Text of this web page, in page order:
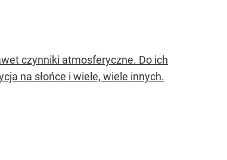
czynniki atmosferyczne. Do ich
na słońce i wiele, wiele innych.